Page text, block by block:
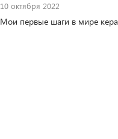
10 октября 2022
Мои первые шаги в мире